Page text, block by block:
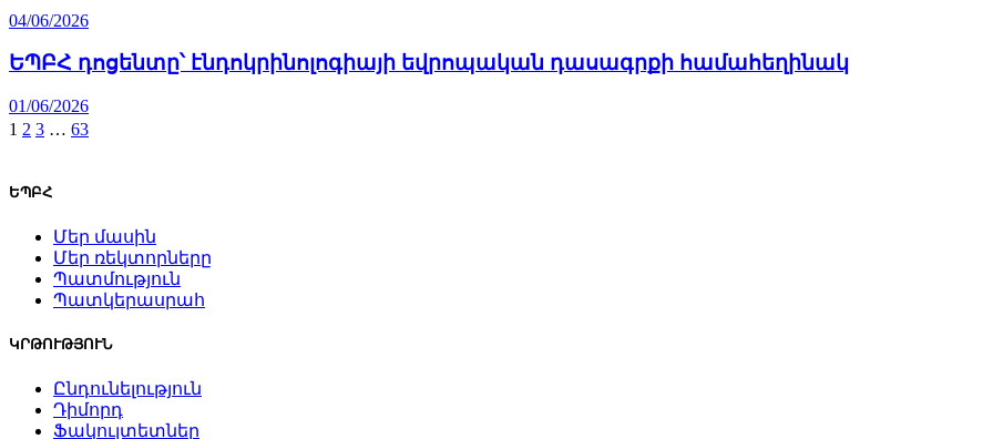
04/06/2026
ԵՊԲՀ դոցենտը՝ էնդոկրինոլոգիայի եվրոպական դասագրքի համահեղինակ
01/06/2026
1 2 3 … 63
ԵՊԲՀ
Մեր մասին
Մեր ռեկտորները
Պատմություն
Պատկերասրահ
ԿՐԹՈՒԹՅՈՒՆ
Ընդունելություն
Դիմորդ
Ֆակուլտետներ